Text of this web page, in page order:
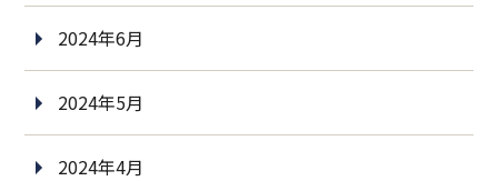
2024年6月
2024年5月
2024年4月